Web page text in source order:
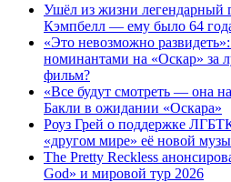
Ушёл из жизни легендарный
Кэмпбелл — ему было 64
«Это невозможно
номинантами на «Оскар» за
фильм?
«Все будут смотреть — она
Бакли в ожидании «Оскара»
Роуз Грей о поддержке
«другом мире» её новой
The Pretty Reckless
God» и мировой тур 2026